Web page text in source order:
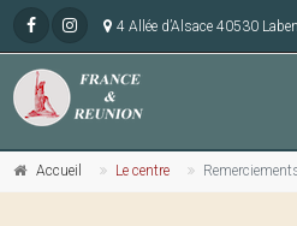
4 Allée d’Alsace 40530
Accueil Le centre